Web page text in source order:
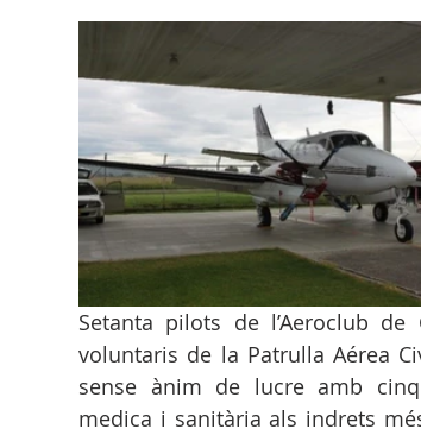
Setanta pilots de l’Aeroclub
voluntaris de la Patrulla Aérea
sense ànim de lucre amb
medica i sanitària als indrets